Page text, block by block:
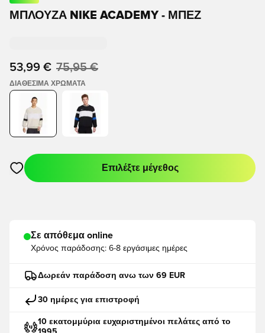
ΜΠΛΟΎΖΑ NIKE ACADEMY - ΜΠΕΖ
53,99 € 75,95 €
ΔΙΑΘΈΣΙΜΑ ΧΡΏΜΑΤΑ
Ανοίγει ένα Modal για να συνδεθείτε ή να εγγραφείτε ως
Επιλέξτε μέγεθος
Σε απόθεμα online
Χρόνος παράδοσης: 6-8 εργάσιμες ημέρες
Δωρεάν παράδοση ανω των 69 EUR
30 ημέρες για επιστροφή
10 εκατομμύρια ευχαριστημένοι πελάτες από το